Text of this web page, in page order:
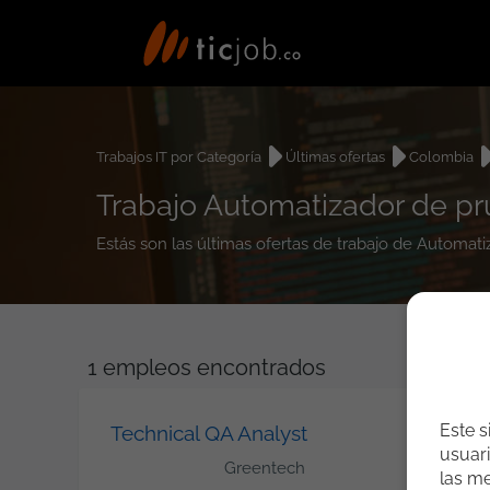
Trabajos IT por Categoría Últimas ofertas Colombia
Trabajo Automatizador de
Estás son las últimas ofertas de trabajo de
1 empleos encontrados
Technical QA Analyst
Greentech
Este
las